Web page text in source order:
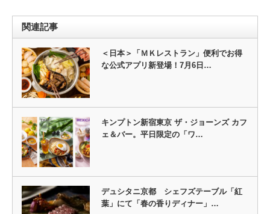
関連記事
＜日本＞「ＭＫレストラン」便利でお得
な公式アプリ新登場！7月6日…
キンプトン新宿東京 ザ・ジョーンズ カフ
ェ＆バー。平日限定の「ワ…
デュシタニ京都 シェフズテーブル「紅
葉」にて「春の香りディナー」…